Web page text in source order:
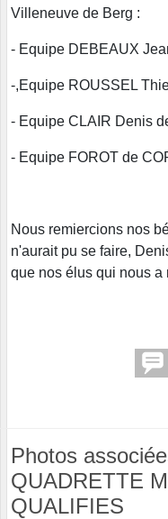
Villeneuve de Berg :
- Equipe DEBEAUX
-,Equipe ROUSSEL
- Equipe CLAIR Denis
- Equipe FOROT de
Nous remiercions nos
n'aurait pu se faire,
que nos élus qui nous a
Photos
QUADRETTE
QUALIFIES